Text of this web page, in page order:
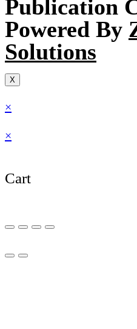
Publication
Powered By
Solutions
X
×
×
Cart